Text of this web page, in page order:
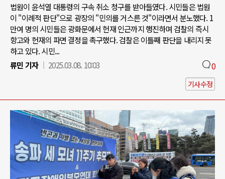
법원이 윤석열 대통령의 구속 취소 청구를 받아들였다. 시민들은 법원
이 "이례적 판단"으로 광장의 "민의를 거스른 것"이라면서 분노했다. 1
만여 명의 시민들은 광화문에서 헌재 인근까지 행진하며 검찰의 즉시
항고와 헌재의 파면 결정을 촉구했다. 검찰은 이틀째 판단을 내리지 못
하고 있다. 시민...
류민 기자
2025.03.08. 10:03 0
기사수정